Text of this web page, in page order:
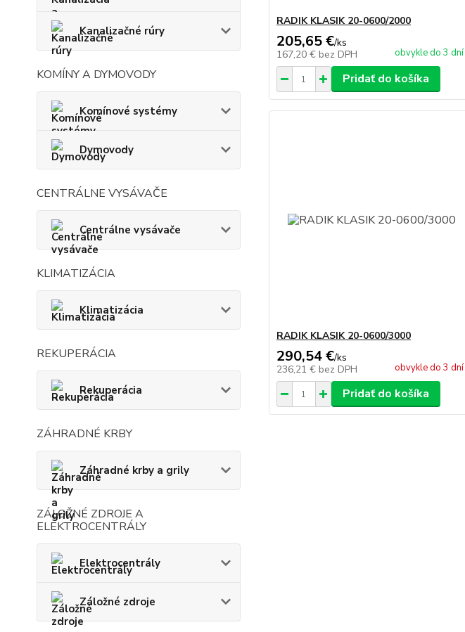
Kanalizačné rúry
KOMÍNY A DYMOVODY
Komínové systémy
Dymovody
CENTRÁLNE VYSÁVAČE
Centrálne vysávače
KLIMATIZÁCIA
Klimatizácia
REKUPERÁCIA
Rekuperácia
ZÁHRADNÉ KRBY
Záhradné krby a grily
ZÁLOŽNÉ ZDROJE A
ELEKTROCENTRÁLY
Elektrocentrály
Záložné zdroje
RADIK KLASIK 20-0600/2000
205,65 €/ks
167,20 € bez DPH obvykle do 3 dní
Pridať do košíka
RADIK KLASIK 20-0600/3000
290,54 €/ks
236,21 € bez DPH obvykle do 3 dní
Pridať do košíka